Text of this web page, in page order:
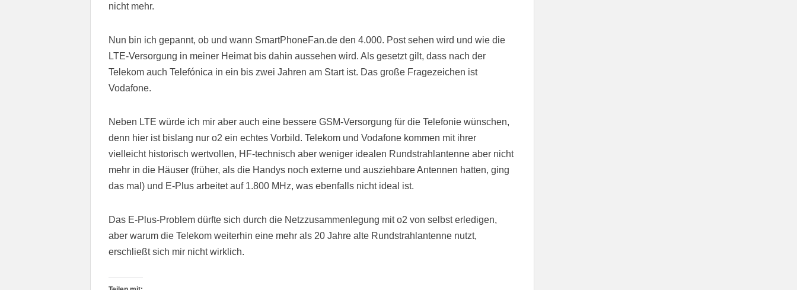
nicht mehr.
Nun bin ich gepannt, ob und wann SmartPhoneFan.de den 4.000. Post sehen wird und wie die
LTE-Versorgung in meiner Heimat bis dahin aussehen wird. Als gesetzt gilt, dass nach der
Telekom auch Telefónica in ein bis zwei Jahren am Start ist. Das große Fragezeichen ist
Vodafone.
Neben LTE würde ich mir aber auch eine bessere GSM-Versorgung für die Telefonie wünschen,
denn hier ist bislang nur o2 ein echtes Vorbild. Telekom und Vodafone kommen mit ihrer
vielleicht historisch wertvollen, HF-technisch aber weniger idealen Rundstrahlantenne aber nicht
mehr in die Häuser (früher, als die Handys noch externe und ausziehbare Antennen hatten, ging
das mal) und E-Plus arbeitet auf 1.800 MHz, was ebenfalls nicht ideal ist.
Das E-Plus-Problem dürfte sich durch die Netzzusammenlegung mit o2 von selbst erledigen,
aber warum die Telekom weiterhin eine mehr als 20 Jahre alte Rundstrahlantenne nutzt,
erschließt sich mir nicht wirklich.